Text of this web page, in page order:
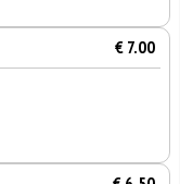
€ 7.00